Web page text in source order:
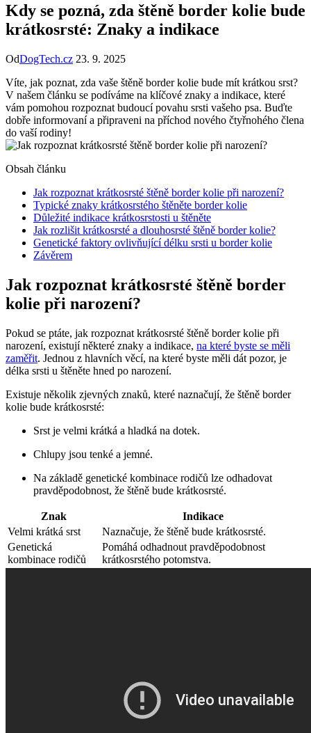
Kdy se pozná, zda štěně border kolie bude
krátkosrsté: Znaky a indikace
OdDogTech.cz 23. 9. 2025
Víte, jak poznat, zda vaše štěně border kolie bude mít krátkou srst?
V našem článku se podíváme na klíčové znaky a indikace, které
vám pomohou rozpoznat budoucí povahu srsti vašeho psa. Buďte
dobře informovaní a připraveni na příchod nového čtyřnohého člena
do vaší rodiny!
Obsah článku
Jak rozpoznat krátkosrsté štěně border kolie při narození?
Typické znaky krátkosrstého štěněte border kolie
Důležité indikace krátkosrstosti u štěněte
Jak rozlišit krátkosrsté a dlouhosrsté štěně border kolie?
Genetické faktory ovlivňující délku srsti u border kolie
Závěrem
Jak rozpoznat krátkosrsté štěně border
kolie při narození?
Pokud se ptáte, jak rozpoznat krátkosrsté štěně border kolie při
narození, existují některé znaky a indikace, na které byste se měli
zaměřit. Jednou z hlavních věcí, na které byste měli dát pozor, je
délka srsti u štěněte hned po narození.
Existuje několik zjevných znaků, které naznačují, že štěně border
kolie bude krátkosrsté:
Srst je velmi krátká a hladká na dotek.
Chlupy jsou tenké a jemné.
Na základě genetické kombinace rodičů lze odhadovat
pravděpodobnost, že štěně bude krátkosrsté.
Znak
Indikace
Velmi krátká srst
Naznačuje, že štěně bude krátkosrsté.
Genetická
kombinace rodičů
Pomáhá odhadnout pravděpodobnost
krátkosrstého potomstva.